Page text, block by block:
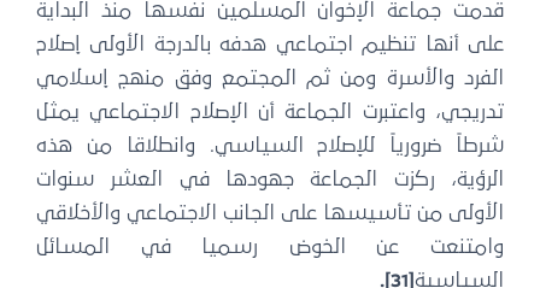
قدمت جماعة الإخوان المسلمين نفسها منذ البداية
على أنها تنظيم اجتماعي هدفه بالدرجة الأولى إصلاح
الفرد والأسرة ومن ثم المجتمع وفق منهج إسلامي
تدريجي، واعتبرت الجماعة أن الإصلاح الاجتماعي يمثل
شرطاً ضرورياً للإصلاح السياسي. وانطلاقا من هذه
الرؤية، ركزت الجماعة جهودها في العشر سنوات
الأولى من تأسيسها على الجانب الاجتماعي والأخلاقي
وامتنعت عن الخوض رسميا في المسائل
السياسية[31]
.